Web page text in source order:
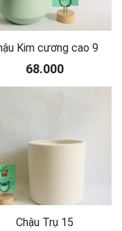
Kim cương cao 9
68.000
Chậu Trụ 15